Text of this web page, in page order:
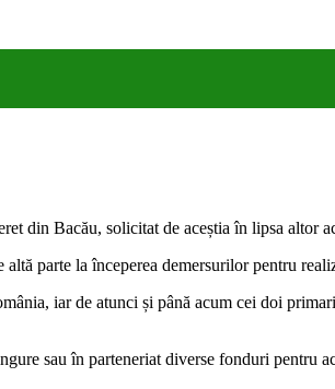
din Bacău, solicitat de aceștia în lipsa altor
parte la începerea demersurilor pentru
iar de atunci și până acum cei doi
sau în parteneriat diverse fonduri pentru